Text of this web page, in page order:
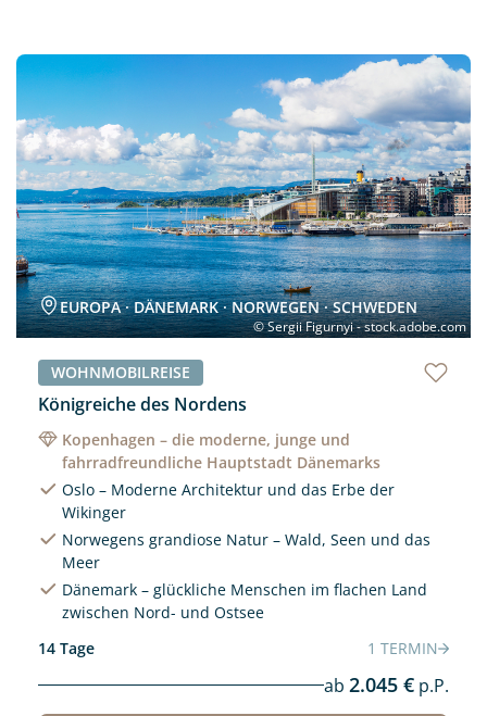
Neu
© Sergii Figurnyi - stock.adobe.com
EUROPA · DÄNEMARK · NORWEGEN · SCHWEDEN
WOHNMOBILREISE
Königreiche des Nordens
Kopenhagen – die moderne, junge und
fahrradfreundliche Hauptstadt Dänemarks
Oslo – Moderne Architektur und das Erbe der
Wikinger
Norwegens grandiose Natur – Wald, Seen und das
Meer
Dänemark – glückliche Menschen im flachen Land
zwischen Nord- und Ostsee
14 Tage
1 TERMIN
ab 2.045 € p.P.